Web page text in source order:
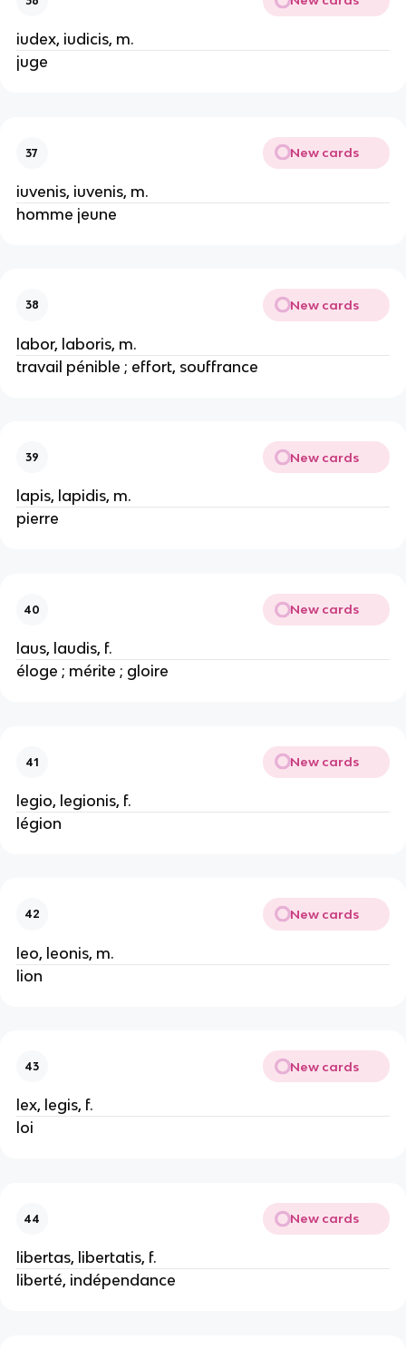
iudex, iudicis, m.
juge
37 New cards
iuvenis, iuvenis, m.
homme jeune
38 New cards
labor, laboris, m.
travail pénible ; effort, souffrance
39 New cards
lapis, lapidis, m.
pierre
40 New cards
laus, laudis, f.
éloge ; mérite ; gloire
41 New cards
legio, legionis, f.
légion
42 New cards
leo, leonis, m.
lion
43 New cards
lex, legis, f.
loi
44 New cards
libertas, libertatis, f.
liberté, indépendance